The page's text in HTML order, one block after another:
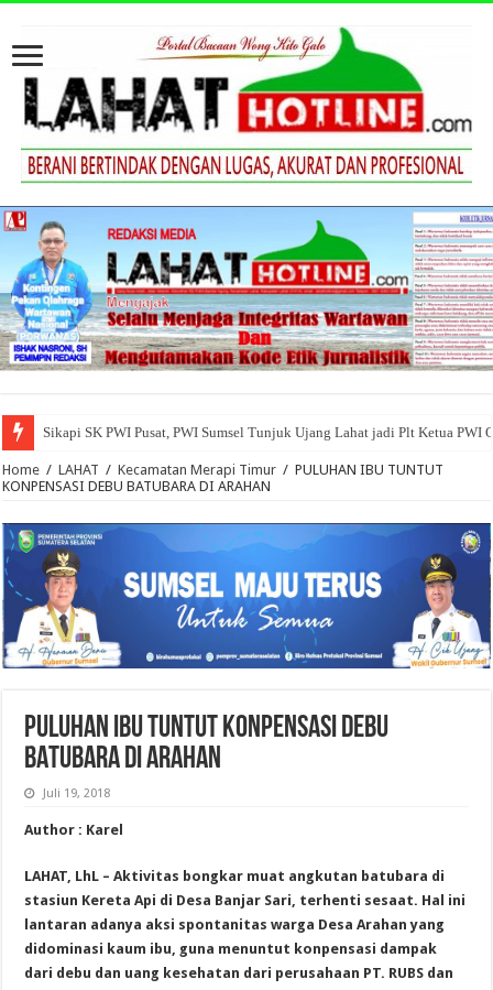
Sikapi SK PWI Pusat, PWI Sumsel Tunjuk Ujang Lahat jadi Plt Ketua PWI
Home / LAHAT / Kecamatan Merapi Timur / PULUHAN IBU TUNTUT
KONPENSASI DEBU BATUBARA DI ARAHAN
PULUHAN IBU TUNTUT KONPENSASI DEBU
BATUBARA DI ARAHAN
Juli 19, 2018
Author : Karel
LAHAT, LhL – Aktivitas bongkar muat angkutan batubara di
stasiun Kereta Api di Desa Banjar Sari, terhenti sesaat. Hal ini
lantaran adanya aksi spontanitas warga Desa Arahan yang
didominasi kaum ibu, guna menuntut konpensasi dampak
dari debu dan uang kesehatan dari perusahaan PT. RUBS dan